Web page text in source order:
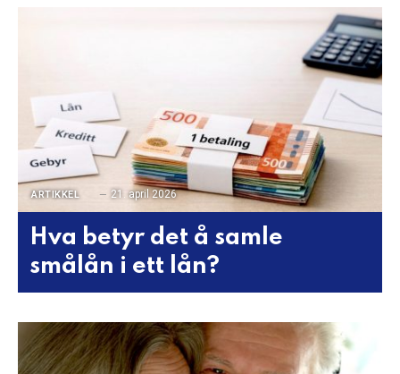
ARTIKKEL 21. april 2026
Hva betyr det å samle
smålån i ett lån?